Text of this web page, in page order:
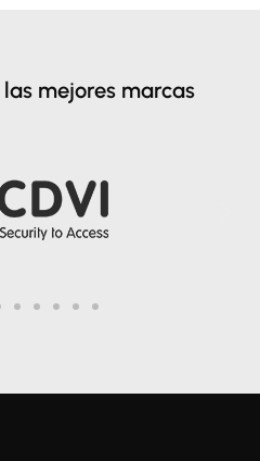
mejores marcas